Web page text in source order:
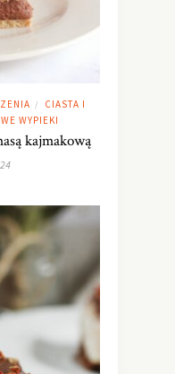
/
CIASTA I
WYPIEKI
kajmakową